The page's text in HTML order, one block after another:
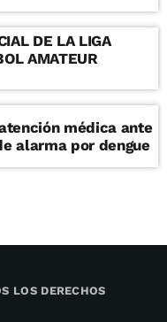
DE LA LIGA
AMATEUR
médica ante
alarma por dengue
LOS DERECHOS